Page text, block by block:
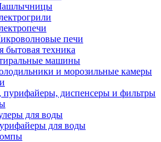
печи
бытовая техника
машины
и морозильные камеры
пурифайеры, диспенсеры и фильтры
для воды
для воды